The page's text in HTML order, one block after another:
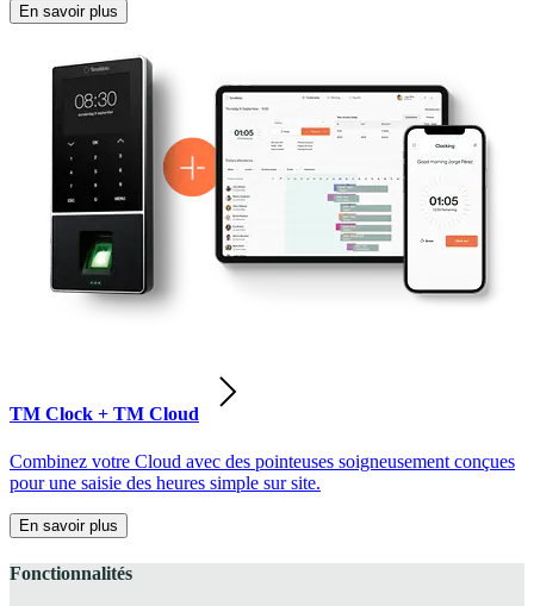
En savoir plus
TM Clock + TM Cloud
Combinez votre Cloud avec des pointeuses soigneusement conçues
pour une saisie des heures simple sur site.
En savoir plus
Fonctionnalités